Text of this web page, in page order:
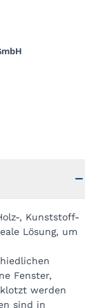
, Kunststoff-
Lösung, um
Fenster,
werden
sind in